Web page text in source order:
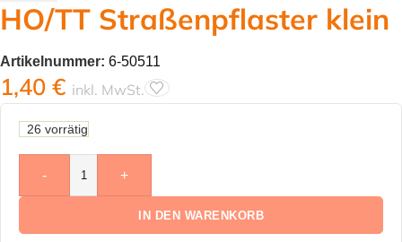
HO/TT Straßenpflaster klein
Artikelnummer: 6-50511
1,40 € inkl. MwSt.
26 vorrätig
- +
IN DEN WARENKORB